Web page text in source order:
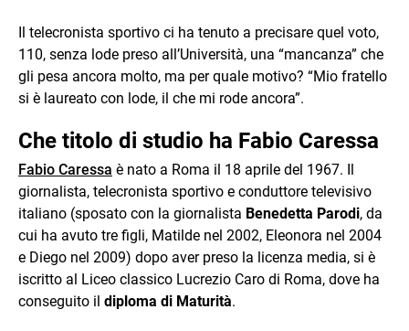
Il telecronista sportivo ci ha tenuto a precisare quel voto,
110, senza lode preso all’Università, una “mancanza” che
gli pesa ancora molto, ma per quale motivo? “Mio fratello
si è laureato con lode, il che mi rode ancora”.
Che titolo di studio ha Fabio Caressa
Fabio Caressa è nato a Roma il 18 aprile del 1967. Il
giornalista, telecronista sportivo e conduttore televisivo
italiano (sposato con la giornalista Benedetta Parodi, da
cui ha avuto tre figli, Matilde nel 2002, Eleonora nel 2004
e Diego nel 2009) dopo aver preso la licenza media, si è
iscritto al Liceo classico Lucrezio Caro di Roma, dove ha
conseguito il diploma di Maturità.